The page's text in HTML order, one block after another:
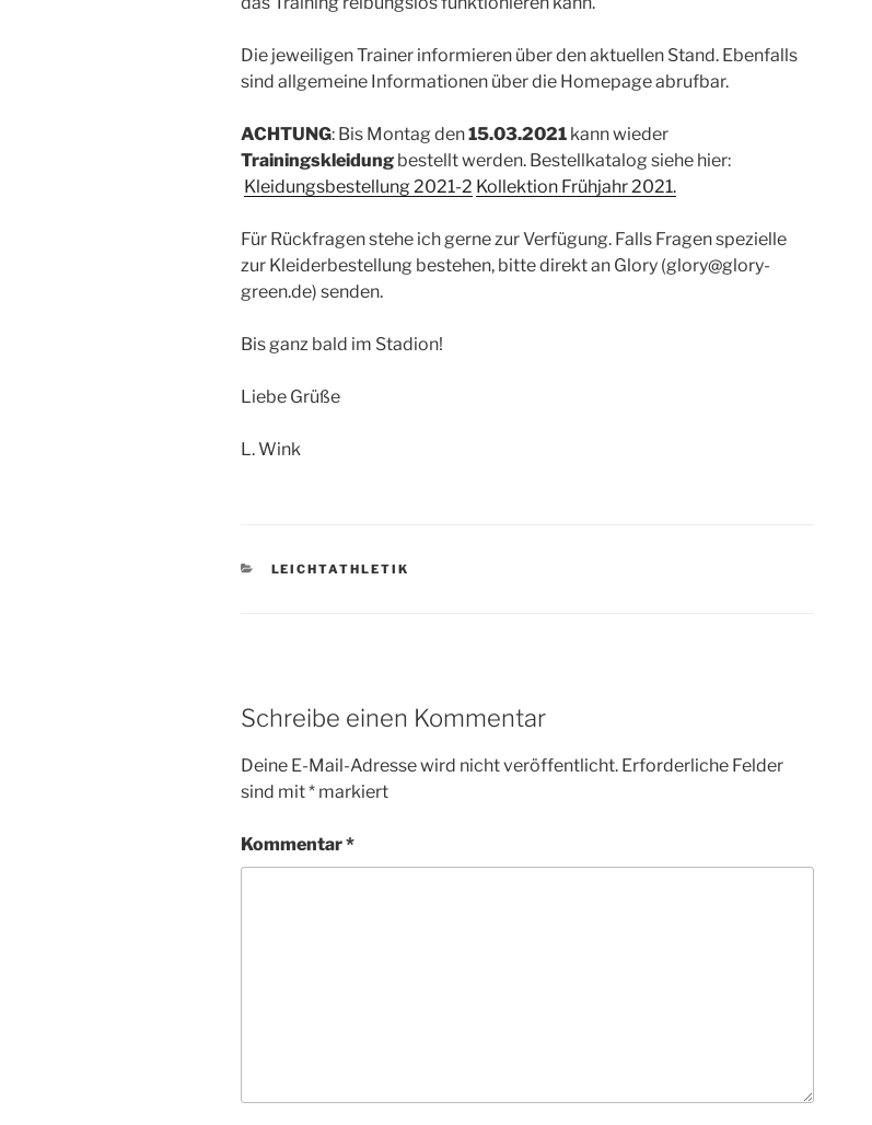
Die jeweiligen Trainer informieren über den aktuellen Stand. Ebenfalls
sind allgemeine Informationen über die Homepage abrufbar.
ACHTUNG: Bis Montag den15.03.2021 kann wieder
Trainingskleidung bestellt werden. Bestellkatalog siehe hier:
Kleidungsbestellung 2021-2 Kollektion Frühjahr 2021.
Für Rückfragen stehe ich gerne zur Verfügung. Falls Fragen spezielle
zur Kleiderbestellung bestehen, bitte direkt an Glory (glory@glory-
green.de) senden.
Bis ganz bald im Stadion!
Liebe Grüße
L. Wink
KATEGORIEN
LEICHTATHLETIK
Schreibe einen Kommentar
Deine E-Mail-Adresse wird nicht veröffentlicht. Erforderliche Felder
sind mit* markiert
Kommentar*